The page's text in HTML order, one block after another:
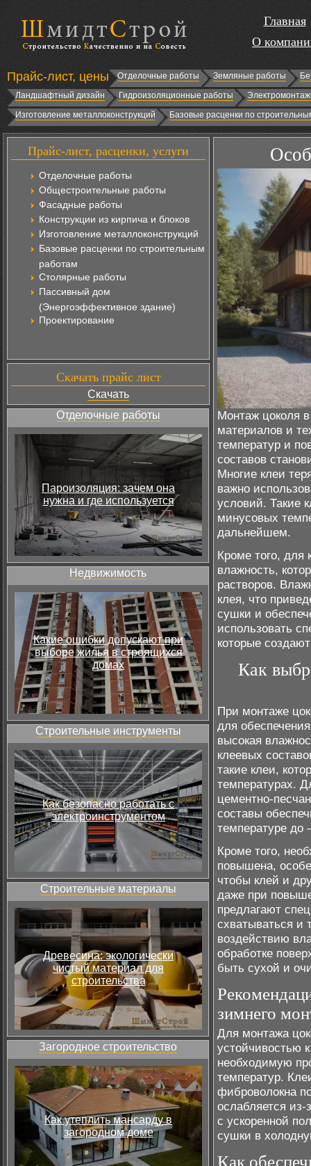
Главная
О
Прайс-лист, цены Отделочные работы Земляные работы
Ландшафтный дизайн
Гидроизоляционные работы
Изготовление металлоконструкций
Базовые расценки по
Прайс-лист, расценки, услуги
Отделочные работы
Общестроительные работы
Фасадные работы
Конструкции из кирпича и блоков
Изготовление металлоконструкций
Базовые расценки по строительным
работам
Столярные работы
Пассивный дом
(Энергоэффективное здание)
Проектирование
Скачать прайс лист
Скачать
Отделочные работы
Пароизоляция: зачем она
нужна и где используется
Недвижимость
Какие ошибки допускают при
выборе жилья в строящихся
домах
Строительные инструменты
Как безопасно работать с
электроинструментом
Строительные материалы
Древесина: экологически
чистый материал для
строительства
Загородное строительство
Как утеплить мансарду в
загородном доме
Монтаж цоколя
материалов и
температур и
составов
Многие клеи
важно
условий. Такие
минусовых
дальнейшем.
Кроме того, для
влажность,
растворов.
клея, что
сушки и
использовать
которые
Как
При монтаже
для
высокая
клеевых
такие клеи,
температурах.
цементно-
составы
температуре до
Кроме того,
повышена,
чтобы клей и
даже при
предлагают
схватываться и
воздействию
обработке
быть сухой и
зимнего
Для монтажа
устойчивостью
необходимую
температур.
фиброволокна
ослабляется
с ускоренной
сушки в
Как